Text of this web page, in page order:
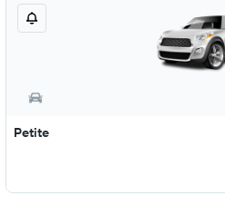
Petite